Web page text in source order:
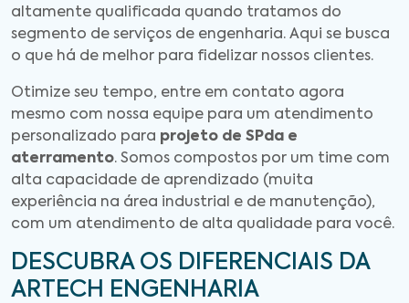
altamente qualificada quando tratamos do
segmento de serviços de engenharia. Aqui se busca
o que há de melhor para fidelizar nossos clientes.
Otimize seu tempo, entre em contato agora
mesmo com nossa equipe para um atendimento
personalizado para projeto de SPda e
aterramento. Somos compostos por um time com
alta capacidade de aprendizado (muita
experiência na área industrial e de manutenção),
com um atendimento de alta qualidade para você.
DESCUBRA OS DIFERENCIAIS DA
ARTECH ENGENHARIA